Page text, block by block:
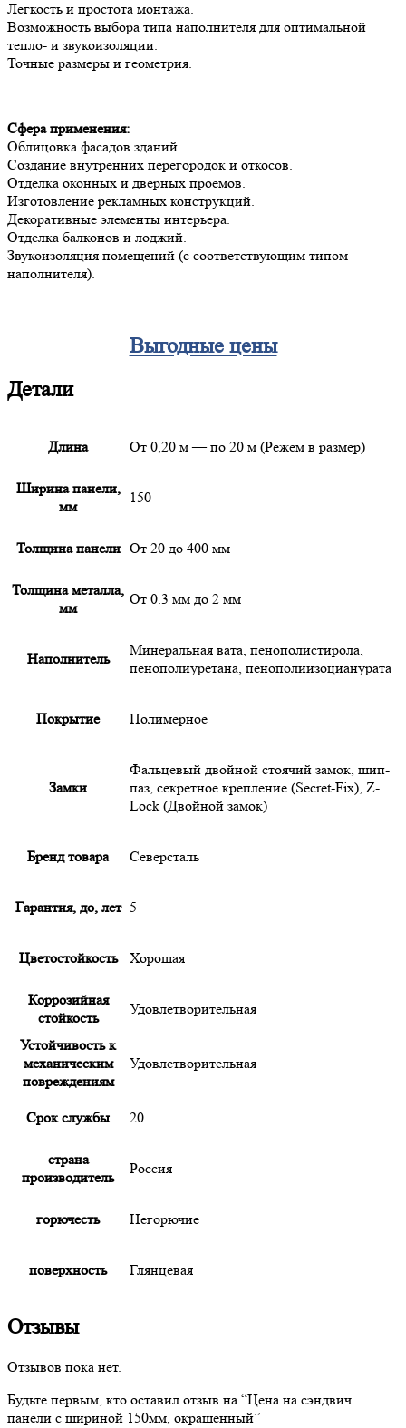
Легкость и простота монтажа.
Возможность выбора типа наполнителя для оптимальной
тепло- и звукоизоляции.
Точные размеры и геометрия.
Сфера применения:
Облицовка фасадов зданий.
Создание внутренних перегородок и откосов.
Отделка оконных и дверных проемов.
Изготовление рекламных конструкций.
Декоративные элементы интерьера.
Отделка балконов и лоджий.
Звукоизоляция помещений (с соответствующим типом
наполнителя).
Выгодные цены
Детали
Длина От 0,20 м — по 20 м (Режем в размер)
Ширина панели,
мм
150
Толщина панели От 20 до 400 мм
Толщина металла,
мм
От 0.3 мм до 2 мм
Наполнитель
Минеральная вата, пенополистирола,
пенополиуретана, пенополиизоцианурата
Покрытие Полимерное
Замки
Фальцевый двойной стоячий замок, шип-
паз, секретное крепление (Secret-Fix), Z-
Lock (Двойной замок)
Бренд товара Северсталь
Гарантия, до, лет 5
Цветостойкость Хорошая
Коррозийная
стойкость
Удовлетворительная
Устойчивость к
механическим
повреждениям
Удовлетворительная
Срок службы 20
страна
производитель
Россия
горючесть Негорючие
поверхность Глянцевая
Отзывы
Отзывов пока нет.
Будьте первым, кто оставил отзыв на “Цена на сэндвич
панели с шириной 150мм, окрашенный”